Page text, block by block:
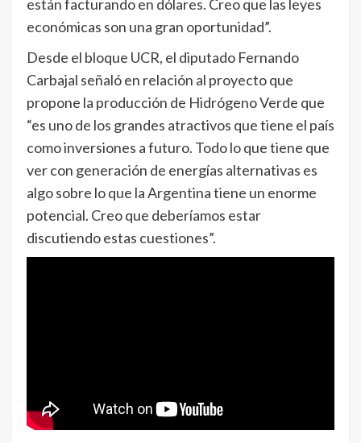
están facturando en dólares. Creo que las leyes
económicas son una gran oportunidad”.
Desde el bloque UCR, el diputado Fernando
Carbajal señaló en relación al proyecto que
propone la producción de Hidrógeno Verde que
“es uno de los grandes atractivos que tiene el país
como inversiones a futuro. Todo lo que tiene que
ver con generación de energías alternativas es
algo sobre lo que la Argentina tiene un enorme
potencial. Creo que deberíamos estar
discutiendo estas cuestiones”.